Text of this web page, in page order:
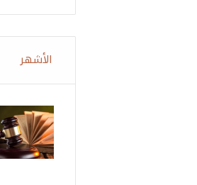
الأشهر